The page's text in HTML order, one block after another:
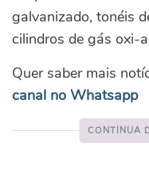
galvanizado, tonéis
cilindros de gás oxi-
Quer saber mais
canal no Whatsapp